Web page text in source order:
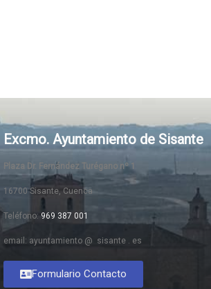
Excmo. Ayuntamiento de Sisante
Plaza Dr. Fernández Turégano nº 1
16700 Sisante, Cuenca
Teléfono: 969 387 001
email: ayuntamiento @ sisante . es
Formulario Contacto